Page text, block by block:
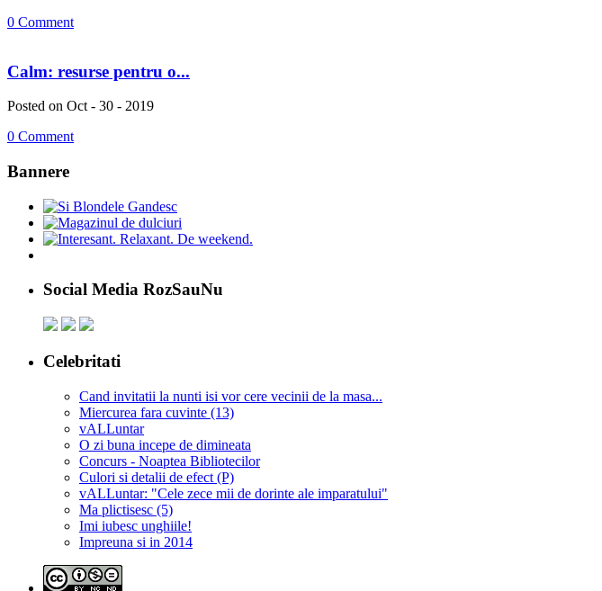
0 Comment
Calm: resurse pentru o...
Posted on Oct - 30 - 2019
0 Comment
Bannere
Social Media RozSauNu
Celebritati
Cand invitatii la nunti isi vor cere vecinii de la masa...
Miercurea fara cuvinte (13)
vALLuntar
O zi buna incepe de dimineata
Concurs - Noaptea Bibliotecilor
Culori si detalii de efect (P)
vALLuntar: "Cele zece mii de dorinte ale imparatului"
Ma plictisesc (5)
Imi iubesc unghiile!
Impreuna si in 2014